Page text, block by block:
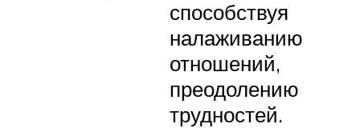
способствуя
налаживанию
отношений,
преодолению
трудностей.